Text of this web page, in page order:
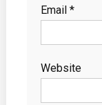
Email *
Website